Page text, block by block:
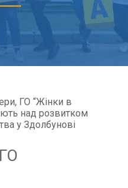
ГО “Жінки в
над розвитком
у Здолбунові